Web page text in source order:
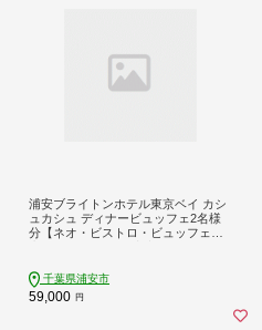
浦安ブライトンホテル東京ベイ カシ
ュカシュ ディナービュッフェ2名様
分【ネオ・ビストロ・ビュッフェ】|
千葉県浦安市
59,000 円